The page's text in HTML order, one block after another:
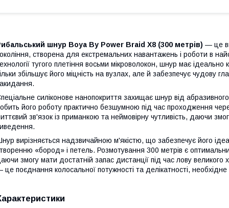
шнур Boya By Power Braid X8 (300 метрів) — це
створена для екстремальних навантажень і роботи в
тугого плетіння восьми мікроволокон, шнур має
збільшує його міцність на вузлах, але й забезпечує чудову
силіконове нанопокриття захищає шнур від
його роботу практично безшумною під час проходження
зв'язок із приманкою та неймовірну чутливість, даючи
вирізняється надзвичайною м'якістю, що забезпечує його
«бород» і петель. Розмотування 300 метрів є
змогу мати достатній запас дистанції під час лову
це поєднання колосальної потужності та делікатності,